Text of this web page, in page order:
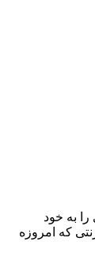
به خود
که امروزه